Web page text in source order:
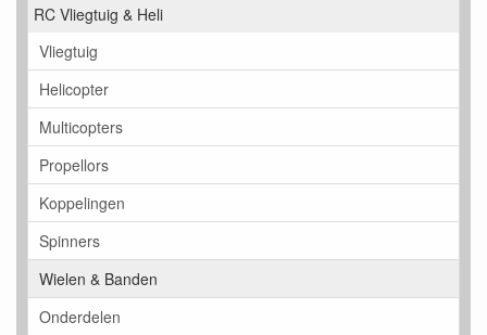
RC Vliegtuig & Heli
Vliegtuig
Helicopter
Multicopters
Propellors
Koppelingen
Spinners
Wielen & Banden
Onderdelen